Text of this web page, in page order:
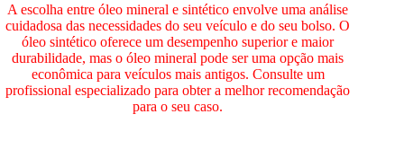
A escolha entre óleo mineral e sintético envolve uma análise
cuidadosa das necessidades do seu veículo e do seu bolso. O
óleo sintético oferece um desempenho superior e maior
durabilidade, mas o óleo mineral pode ser uma opção mais
econômica para veículos mais antigos. Consulte um
profissional especializado para obter a melhor recomendação
para o seu caso.